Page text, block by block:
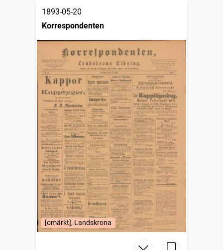
1893-05-20
Korrespondenten
[omärkt], Landskrona